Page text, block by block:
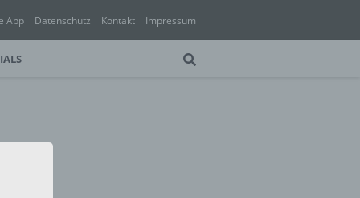
App Datenschutz Kontakt Impressum